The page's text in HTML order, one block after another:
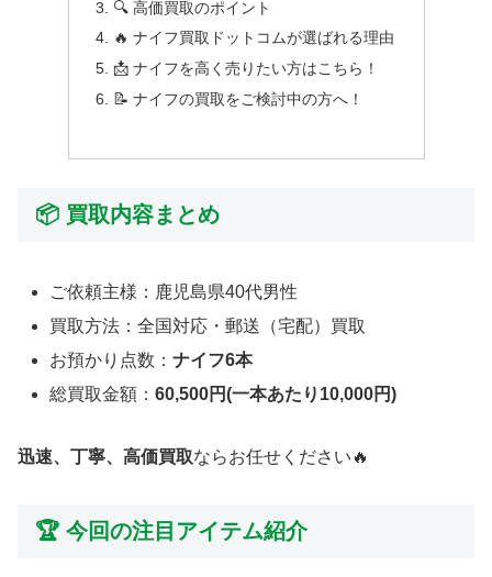
🔍 高価買取のポイント
🔥 ナイフ買取ドットコムが選ばれる理由
📩 ナイフを高く売りたい方はこちら！
📝 ナイフの買取をご検討中の方へ！
📦 買取内容まとめ
ご依頼主様：鹿児島県40代男性
買取方法：全国対応・郵送（宅配）買取
お預かり点数：ナイフ6本
総買取金額：60,500円(一本あたり10,000円)
迅速、丁寧、高価買取ならお任せください🔥
🏆 今回の注目アイテム紹介